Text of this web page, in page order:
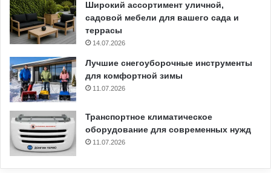
Широкий ассортимент уличной,
садовой мебели для вашего сада и
террасы
14.07.2026
Лучшие снегоуборочные инструменты
для комфортной зимы
11.07.2026
Транспортное климатическое
оборудование для современных нужд
11.07.2026